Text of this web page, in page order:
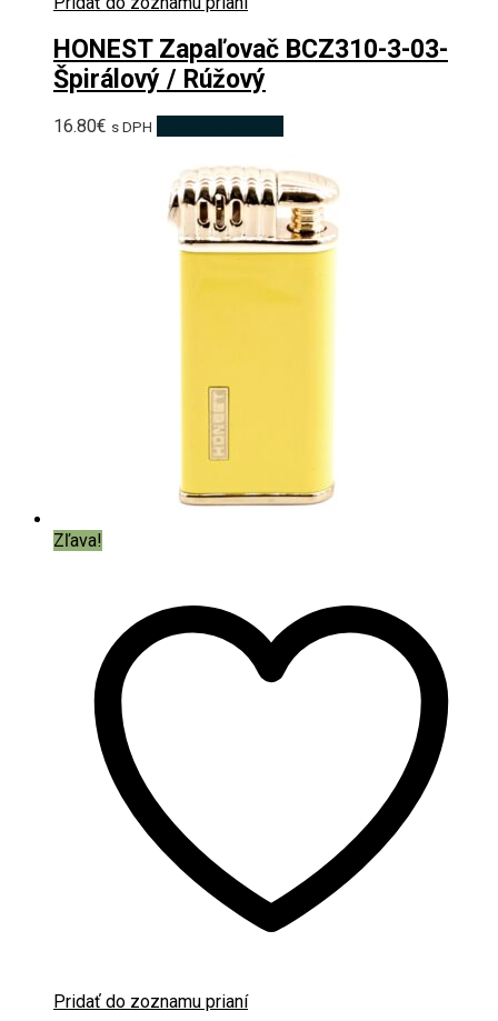
HONEST Zapaľovač BCZ310-3-03-
Špirálový / Rúžový
16.80€ s DPH
Zľava!
Pridať do zoznamu prianí